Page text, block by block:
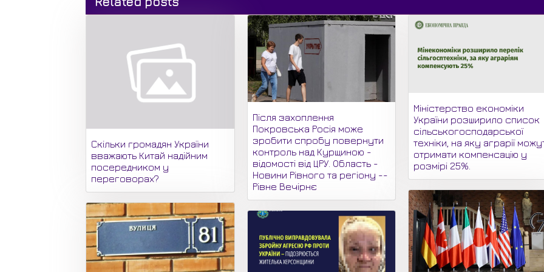
Скільки громадян України
вважають Китай надійним
посередником у
переговорах?
Після захоплення
Покровська Росія може
зробити спробу повернути
контроль над Курщиною -
відомості від ЦРУ. Область -
Новини Рівного та регіону --
Рівне Вечірнє
Міністерство економіки
України розширило список
сільськогосподарської
техніки, на яку аграрії
отримати компенсацію у
розмірі 25%.